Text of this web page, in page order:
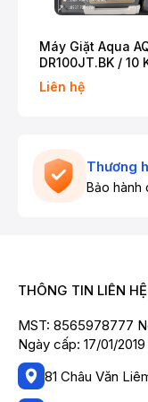
Máy Giặt Aqua
DR100JT.BK / 10
Truyền động trực
Bảo hành 2 năm
Liên hệ
Thương
Bảo hành
THÔNG TIN LIÊN HỆ
MST: 8565978777
Ngày cấp: 17/01/2019
81 Châu Văn